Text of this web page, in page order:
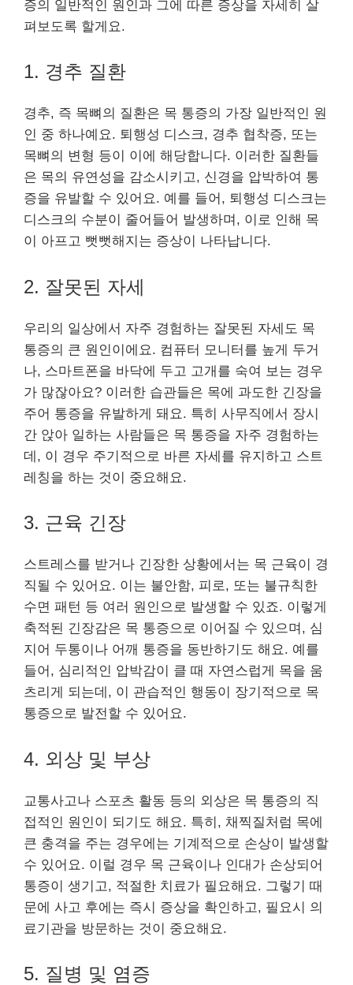
증의 일반적인 원인과 그에 따른 증상을 자세히 살
펴보도록 할게요.
1. 경추 질환
경추, 즉 목뼈의 질환은 목 통증의 가장 일반적인 원
인 중 하나예요. 퇴행성 디스크, 경추 협착증, 또는
목뼈의 변형 등이 이에 해당합니다. 이러한 질환들
은 목의 유연성을 감소시키고, 신경을 압박하여 통
증을 유발할 수 있어요. 예를 들어, 퇴행성 디스크는
디스크의 수분이 줄어들어 발생하며, 이로 인해 목
이 아프고 뻣뻣해지는 증상이 나타납니다.
2. 잘못된 자세
우리의 일상에서 자주 경험하는 잘못된 자세도 목
통증의 큰 원인이에요. 컴퓨터 모니터를 높게 두거
나, 스마트폰을 바닥에 두고 고개를 숙여 보는 경우
가 많잖아요? 이러한 습관들은 목에 과도한 긴장을
주어 통증을 유발하게 돼요. 특히 사무직에서 장시
간 앉아 일하는 사람들은 목 통증을 자주 경험하는
데, 이 경우 주기적으로 바른 자세를 유지하고 스트
레칭을 하는 것이 중요해요.
3. 근육 긴장
스트레스를 받거나 긴장한 상황에서는 목 근육이 경
직될 수 있어요. 이는 불안함, 피로, 또는 불규칙한
수면 패턴 등 여러 원인으로 발생할 수 있죠. 이렇게
축적된 긴장감은 목 통증으로 이어질 수 있으며, 심
지어 두통이나 어깨 통증을 동반하기도 해요. 예를
들어, 심리적인 압박감이 클 때 자연스럽게 목을 움
츠리게 되는데, 이 관습적인 행동이 장기적으로 목
통증으로 발전할 수 있어요.
4. 외상 및 부상
교통사고나 스포츠 활동 등의 외상은 목 통증의 직
접적인 원인이 되기도 해요. 특히, 채찍질처럼 목에
큰 충격을 주는 경우에는 기계적으로 손상이 발생할
수 있어요. 이럴 경우 목 근육이나 인대가 손상되어
통증이 생기고, 적절한 치료가 필요해요. 그렇기 때
문에 사고 후에는 즉시 증상을 확인하고, 필요시 의
료기관을 방문하는 것이 중요해요.
5. 질병 및 염증